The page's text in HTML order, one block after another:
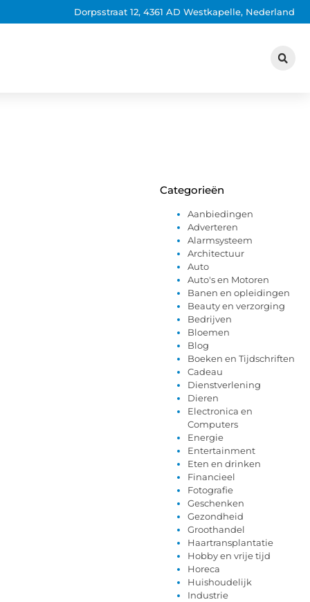
Dorpsstraat 12, 4361 AD Westkapelle, Nederland
Categorieën
Aanbiedingen
Adverteren
Alarmsysteem
Architectuur
Auto
Auto's en Motoren
Banen en opleidingen
Beauty en verzorging
Bedrijven
Bloemen
Blog
Boeken en Tijdschriften
Cadeau
Dienstverlening
Dieren
Electronica en
Computers
Energie
Entertainment
Eten en drinken
Financieel
Fotografie
Geschenken
Gezondheid
Groothandel
Haartransplantatie
Hobby en vrije tijd
Horeca
Huishoudelijk
Industrie